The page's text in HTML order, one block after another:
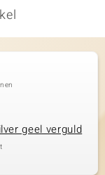
geel verguld